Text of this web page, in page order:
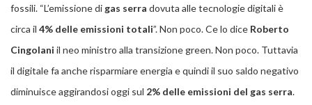
fossili. “L’emissione di gas serra dovuta alle tecnologie digitali è
circa il 4% delle emissioni totali”. Non poco. Ce lo dice Roberto
Cingolani il neo ministro alla transizione green. Non poco. Tuttavia
il digitale fa anche risparmiare energia e quindi il suo saldo negativo
diminuisce aggirandosi oggi sul 2% delle emissioni del gas serra.